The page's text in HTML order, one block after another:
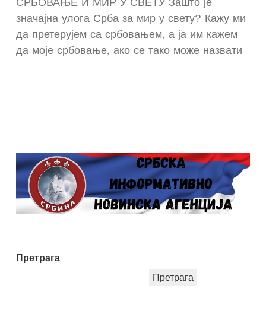
значајна улога Срба за мир у свету? Кажу ми
да претерујем са србовањем, а ја им кажем
да моје србовање, ако се тако може назвати
Претрага
Претрага